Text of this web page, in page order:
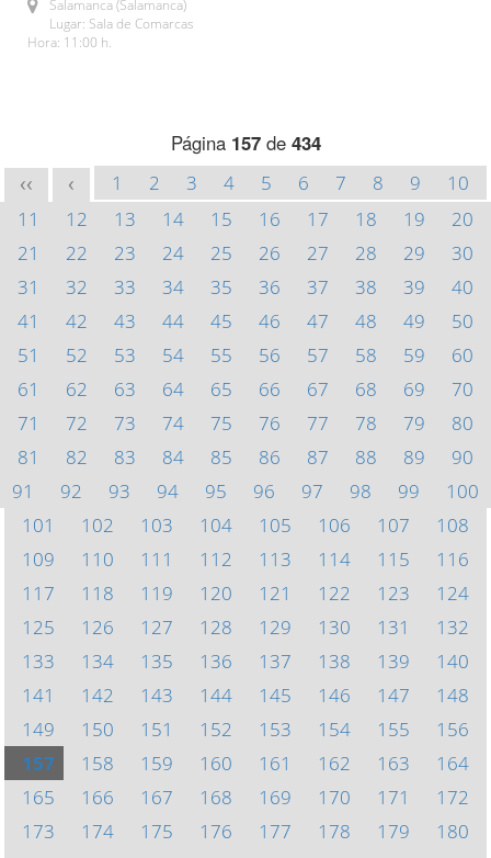
Salamanca (Salamanca)
Lugar: Sala de Comarcas
Hora: 11:00 h.
Página 157de 434
<< < 1 2 3 4 5 6 7 8 9
10
11
12 13 14 15 16 17 18 19
20
21
22 23 24 25 26 27 28 29
30
31
32 33 34 35 36 37 38 39
40
41
42 43 44 45 46 47 48 49
50
51
52 53 54 55 56 57 58 59
60
61
62 63 64 65 66 67 68 69
70
71
72 73 74 75 76 77 78 79
80
81
82 83 84 85 86 87 88 89
90
91
92 93 94 95 96 97 98 99
100
101
102 103 104 105 106 107
108
109
110 111 112 113 114 115
116
117
118 119 120 121 122 123
124
125
126 127 128 129 130 131
132
133
134 135 136 137 138 139
140
141
142 143 144 145 146 147
148
149
150 151 152 153 154 155
156
157
158 159 160 161 162 163
164
165
166 167 168 169 170 171
172
173
174 175 176 177 178 179
180